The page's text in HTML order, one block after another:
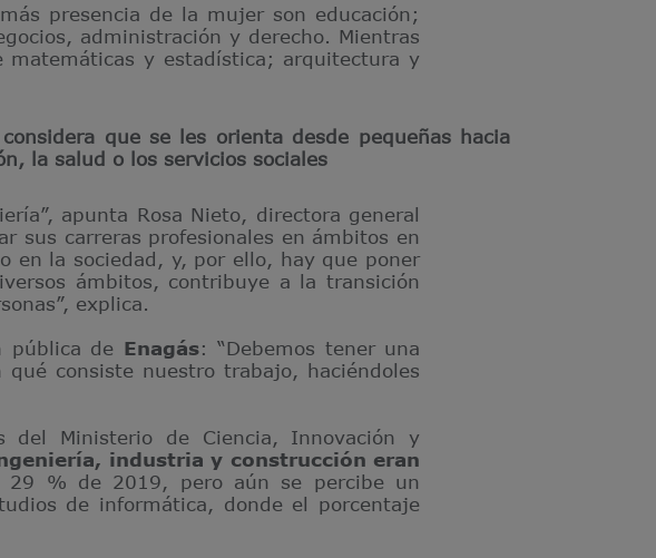
presencia de la mujer son educación;
administración y derecho. Mientras
matemáticas y estadística; arquitectura y
que se les orienta desde pequeñas hacia
la salud o los servicios sociales
apunta Rosa Nieto, directora general
sus carreras profesionales en ámbitos en
en la sociedad, y, por ello, hay que poner
ámbitos, contribuye a la transición
explica.
pública de Enagás: “Debemos tener una
consiste nuestro trabajo, haciéndoles
del Ministerio de Ciencia, Innovación y
industria y construcción eran
29 % de 2019, pero aún se percibe un
de informática, donde el porcentaje